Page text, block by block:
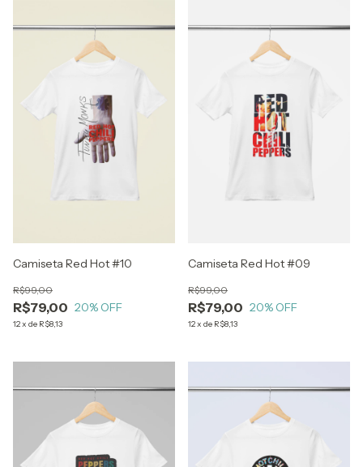
Camiseta Red Hot #10
R$79,00
R$99,00
20% OFF
12x de R$8,13
Camiseta Red Hot #09
R$79,00
R$99,00
20% OFF
12x de R$8,13